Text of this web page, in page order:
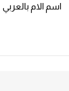
اسم الام بالعربي